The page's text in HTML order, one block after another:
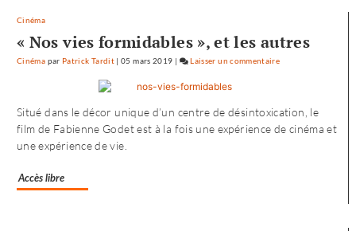
Cinéma
« Nos vies formidables », et les autres
Cinéma par Patrick Tardit |05 mars 2019 | Laisser un commentaire
l’Ouest
de
Situé dans le décor unique d’un centre de désintoxication, le
film de Fabienne Godet est à la fois une expérience de cinéma et
une expérience de vie.
Accès libre